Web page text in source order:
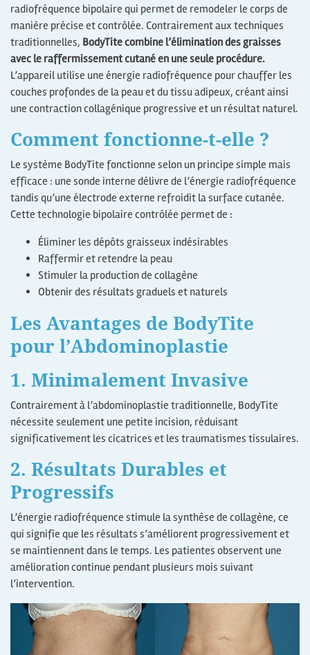
radiofréquence bipolaire qui permet de remodeler le corps de
manière précise et contrôlée. Contrairement aux techniques
traditionnelles, BodyTite combine l’élimination des graisses
avec le raffermissement cutané en une seule procédure.
L’appareil utilise une énergie radiofréquence pour chauffer les
couches profondes de la peau et du tissu adipeux, créant ainsi
une contraction collagénique progressive et un résultat naturel.
Comment fonctionne-t-elle ?
Le système BodyTite fonctionne selon un principe simple mais
efficace : une sonde interne délivre de l’énergie radiofréquence
tandis qu’une électrode externe refroidit la surface cutanée.
Cette technologie bipolaire contrôlée permet de :
Éliminer les dépôts graisseux indésirables
Raffermir et retendre la peau
Stimuler la production de collagène
Obtenir des résultats graduels et naturels
Les Avantages de BodyTite
pour l’Abdominoplastie
1. Minimalement Invasive
Contrairement à l’abdominoplastie traditionnelle, BodyTite
nécessite seulement une petite incision, réduisant
significativement les cicatrices et les traumatismes tissulaires.
2. Résultats Durables et
Progressifs
L’énergie radiofréquence stimule la synthèse de collagène, ce
qui signifie que les résultats s’améliorent progressivement et
se maintiennent dans le temps. Les patientes observent une
amélioration continue pendant plusieurs mois suivant
l’intervention.